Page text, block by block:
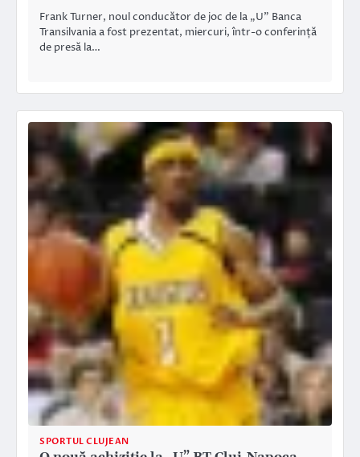
Frank Turner, noul conducător de joc de la „U” Banca
Transilvania a fost prezentat, miercuri, într-o conferință
de presă la…
SPORTUL CLUJEAN